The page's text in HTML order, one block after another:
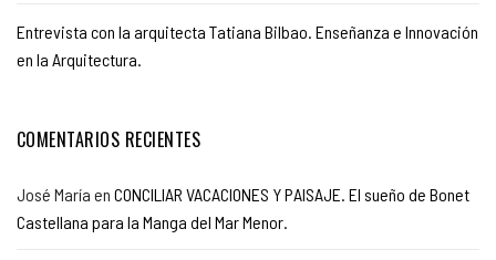
Entrevista con la arquitecta Tatiana Bilbao. Enseñanza e Innovación
en la Arquitectura.
COMENTARIOS RECIENTES
José María en CONCILIAR VACACIONES Y PAISAJE. El sueño de Bonet
Castellana para la Manga del Mar Menor.